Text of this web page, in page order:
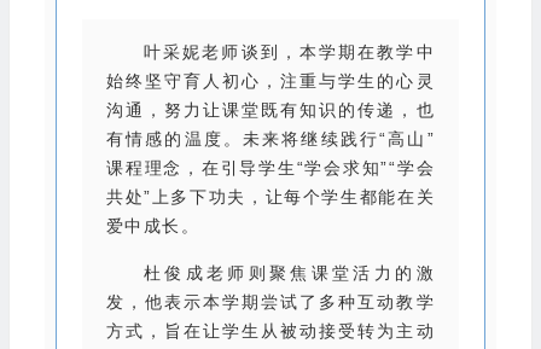
叶采妮老师谈到，本学期在教学中
始终坚守育人初心，注重与学生的心灵
沟通，努力让课堂既有知识的传递，也
有情感的温度。未来将继续践行“高山”
课程理念，在引导学生“学会求知”“学会
共处”上多下功夫，让每个学生都能在关
爱中成长。
杜俊成老师则聚焦课堂活力的激
发，他表示本学期尝试了多种互动教学
方式，旨在让学生从被动接受转为主动